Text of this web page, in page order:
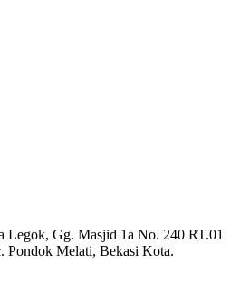
Legok, Gg. Masjid 1a No. 240 RT.01
Pondok Melati, Bekasi Kota.